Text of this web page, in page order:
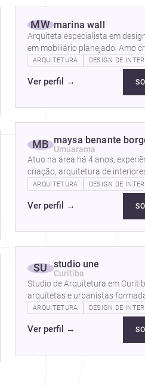
MW marina wall
Arquiteta especialista em
em mobiliário planejado. Amo
aconchegantes e que sejam
ARQUITETURA DESIGN DE
Ver perfil →
MB maysa benante
Umuarama
Atuo na área há 4 anos,
criação, arquitetura de
comerciais, residenciais e…
ARQUITETURA DESIGN DE
Ver perfil →
SU studio une
Curitiba
Studio de Arquitetura em
arquitetas e urbanistas
experiência nas áreas de
ARQUITETURA DESIGN DE
Ver perfil →